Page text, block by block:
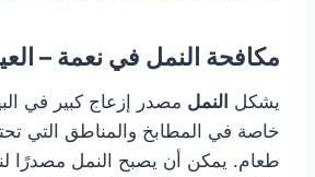
مكافحة النمل في نعمة –
يشكل النمل مصدر إزعاج كبير في
خاصة في المطابخ والمناطق التي
طعام. يمكن أن يصبح النمل مصدرًا